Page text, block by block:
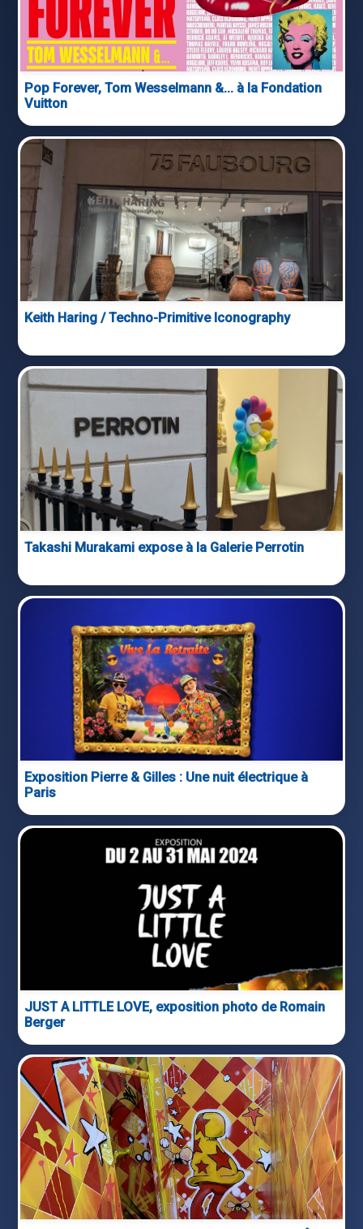
Pop Forever, Tom Wesselmann &… à la Fondation
Vuitton
Keith Haring / Techno-Primitive Iconography
Takashi Murakami expose à la Galerie Perrotin
Exposition Pierre & Gilles : Une nuit électrique à
Paris
JUST A LITTLE LOVE, exposition photo de Romain
Berger